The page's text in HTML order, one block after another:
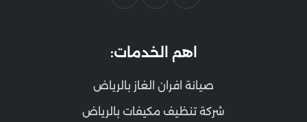
اهم الخدمات:
صيانة افران الغاز بالرياض
شركة تنظيف مكيفات بالرياض